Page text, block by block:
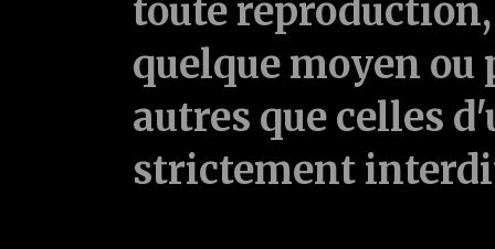
toute
quelque moyen ou
autres que celles
strictement